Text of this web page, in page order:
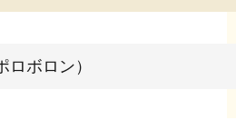
ボロン）